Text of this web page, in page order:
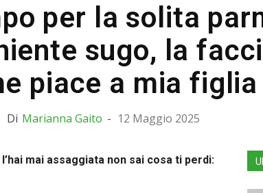
per la solita
sugo, la
piace a mia figlia
Di Marianna Gaito - 12 Maggio 2025
mai assaggiata non sai cosa ti perdi: